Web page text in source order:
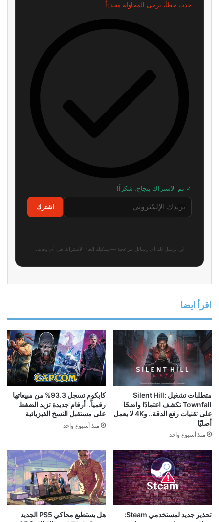
حدث خطأ، يرجى المحاولة مجدداً.
✓ تم الاشتراك بنجاح، شكراً!
اشترك
لن نرسل لك أي رسائل مزعجة — يمكنك إلغاء الاشتراك في أي وقت.
اقرأ ايضا
متطلبات تشغيل Silent Hill:
Townfall تكشف اعتمادًا واضحًا
على تقنيات رفع الدقة.. و4K لا يعمل
أصليًا
منذ أسبوع واحد
كابكوم تسجل 93.3% من مبيعاتها
رقمياً.. أرقام جديدة تزيد الضغط
على مستقبل النسخ الفيزيائية
منذ أسبوع واحد
تحذير جديد لمستخدمي Steam:
هل يستطيع محاكي PS5 الجديد